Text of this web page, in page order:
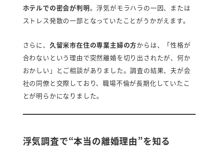
ホテルでの密会が判明。浮気がモラハラの一因、または
ストレス発散の一部となっていたことがうかがえます。
さらに、 久留米市在住の専業主婦の方からは、「性格が
合わないという理由で突然離婚を切り出されたが、何か
おかしい」とご相談がありました。調査の結果、夫が会
社の同僚と交際しており、職場不倫が長期化していたこ
とが明らかになりました。
浮気調査で“本当の離婚理由”を知る